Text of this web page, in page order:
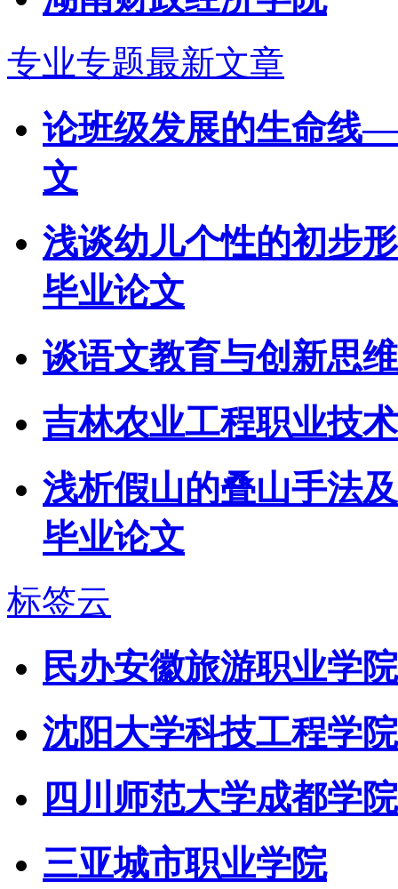
专业专题最新文章
论班级发展的生命线
文
浅谈幼儿个性的初步
毕业论文
谈语文教育与创新思
吉林农业工程职业技
浅析假山的叠山手法
毕业论文
标签云
民办安徽旅游职业学院
沈阳大学科技工程学院
四川师范大学成都学院
三亚城市职业学院